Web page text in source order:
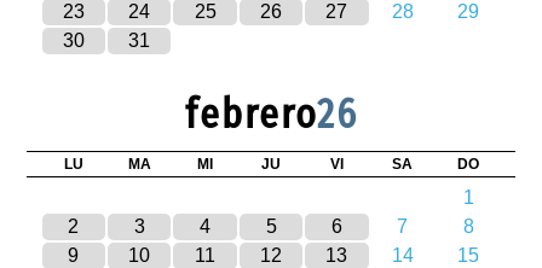
23
24 25 26 27 28
29
30
31
febrero26
LU MA MI JU VI SA DO
1
2
3 4 5 6 7
8
9
10 11 12 13 14
15